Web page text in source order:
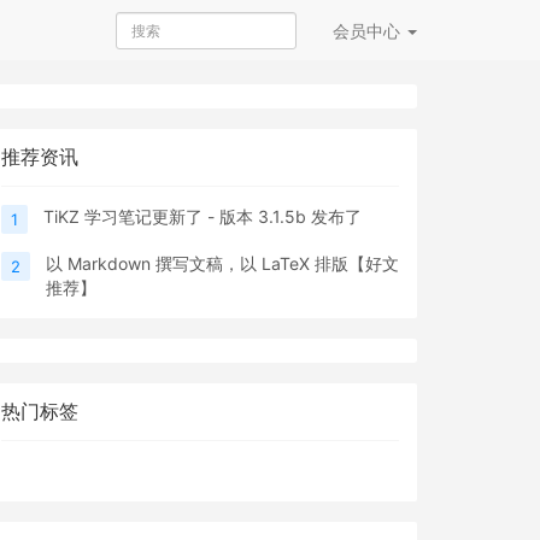
会员中心
推荐资讯
1 TiKZ 学习笔记更新了 - 版本 3.1.5b 发布了
2
以 Markdown 撰写文稿，以 LaTeX 排版【好文
推荐】
热门标签